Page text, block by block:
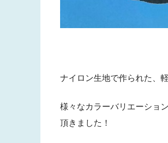
ナイロン生地で作られた、
様々なカラーバリエーショ
頂きました！